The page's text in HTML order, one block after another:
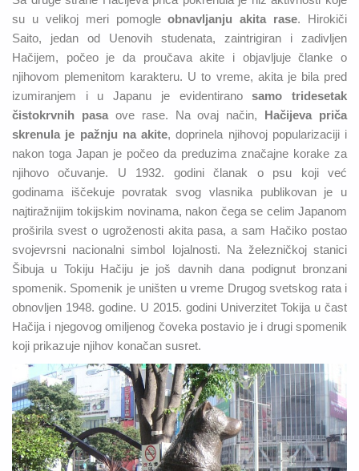
su u velikoj meri pomogleobnavljanju akita rase. Hirokiči
Saito, jedan od Uenovih studenata, zaintrigiran i zadivljen
Hačijem, počeo je da proučava akite i objavljuje članke o
njihovom plemenitom karakteru. U to vreme, akita je bila pred
izumiranjem i u Japanu je evidentiranosamo tridesetak
čistokrvnih pasaove rase. Na ovaj način, Hačijeva priča
skrenula je pažnju na akite, doprinela njihovoj popularizaciji i
nakon toga Japan je počeo da preduzima značajne korake za
njihovo očuvanje. U 1932. godini članak o psu koji već
godinama iščekuje povratak svog vlasnika publikovan je u
najtiražnijim tokijskim novinama, nakon čega se celim Japanom
proširila svest o ugroženosti akita pasa, a sam Hačiko postao
svojevrsni nacionalni simbol lojalnosti. Na železničkoj stanici
Šibuja u Tokiju Hačiju je još davnih dana podignut bronzani
spomenik. Spomenik je uništen u vreme Drugog svetskog rata i
obnovljen 1948. godine. U 2015. godini Univerzitet Tokija u čast
Hačija i njegovog omiljenog čoveka postavio je i drugi spomenik
koji prikazuje njihov konačan susret.